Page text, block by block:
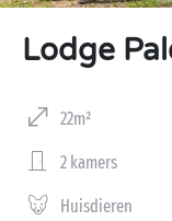
Lodge
22m²
2 kamers
Huisdieren